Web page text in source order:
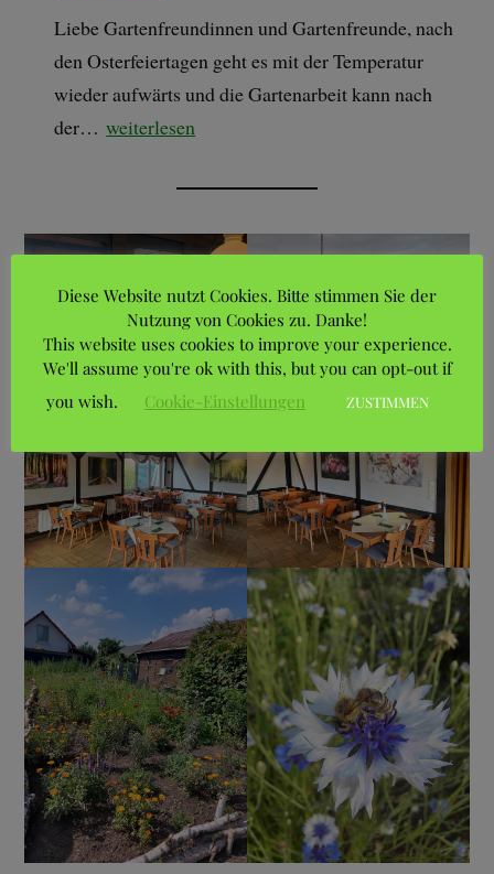
Liebe Gartenfreundinnen und Gartenfreunde, nach
den Osterfeiertagen geht es mit der Temperatur
wieder aufwärts und die Gartenarbeit kann nach
der…weiterlesen
Diese Website nutzt Cookies. Bitte stimmen Sie der
Nutzung von Cookies zu. Danke!
This website uses cookies to improve your experience.
We'll assume you're ok with this, but you can opt-out if
you wish.
Cookie-Einstellungen ZUSTIMMEN